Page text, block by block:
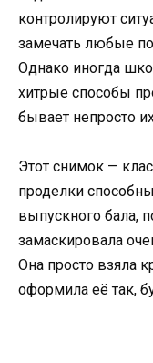
контролируют
замечать любые
Однако иногда
хитрые способы
бывает непросто
Этот снимок —
проделки
выпускного бала,
замаскировала
Она просто взяла
оформила её так,